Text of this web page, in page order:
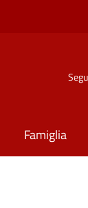
Famiglia